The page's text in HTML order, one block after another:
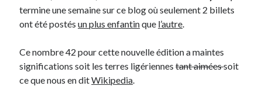
Derniers Commentaires
Entretien ménagerdans T’as vu quoi ? #52
JFdansC’était pas mieux avant… à Lyon
littlecelt dansComment j’ai opéré ma vélorution toute personnelle
termine une semaine sur ce blog où seulement 2 billets
ont été postésun plus enfantinque l’autre.
Ce nombre 42 pour cette nouvelle édition a maintes
significations soit les terres ligériennestant aiméessoit
ce que nous en ditWikipedia.